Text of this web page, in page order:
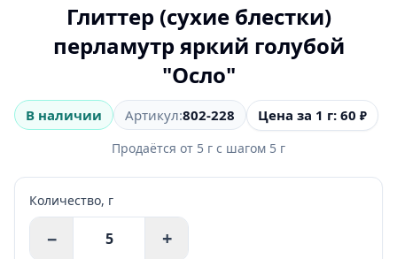
Глиттер (сухие блестки)
перламутр яркий голубой
"Осло"
В наличии Артикул:802-228 Цена за 1 г: 60 ₽
Продаётся от 5 г с шагом 5 г
Количество, г
− +